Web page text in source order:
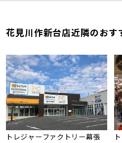
花見川作新台店近隣のおす
トレジャーファクトリー幕張